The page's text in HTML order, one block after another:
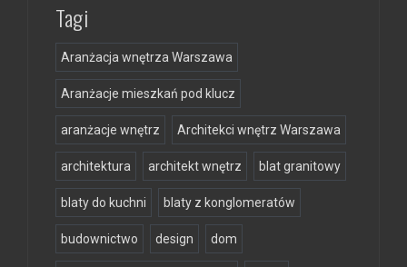
Tagi
Aranżacja wnętrza Warszawa
Aranżacje mieszkań pod klucz
aranżacje wnętrz Architekci wnętrz Warszawa
architektura architekt wnętrz blat granitowy
blaty do kuchni blaty z konglomeratów
budownictwo design dom